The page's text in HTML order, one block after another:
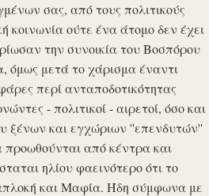
σας, από τους πολιτικούς
κοινωνία ούτε ένα άτομο δεν έχει
την συνοικία του Βοσπόρου
όμως μετά το χάρισμα έναντι
περί ανταποδοτικότητας
- πολιτικοί - αιρετοί, όσο και
ξένων και εγχώριων ''επενδυτών''
από κέντρα και
ηλίου φαεινότερο ότι το
και Μαφία. Ήδη σύμφωνα με